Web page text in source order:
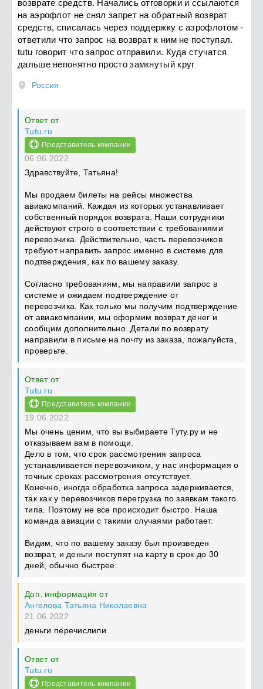
возврате средств. Начались отговорки и ссылаются
на аэрофлот не снял запрет на обратный возврат
средств, списалась через поддержку с аэрофлотом -
ответили что запрос на возврат к ним не поступал.
tutu говорит что запрос отправили. Куда стучатся
дальше непонятно просто замкнутый круг
Россия
Ответ от
Tutu.ru
Представитель компании
06.06.2022
Здравствуйте, Татьяна!
Мы продаем билеты на рейсы множества
авиакомпаний. Каждая из которых устанавливает
собственный порядок возврата. Наши сотрудники
действуют строго в соответствии с требованиями
перевозчика. Действительно, часть перевозчиков
требуют направить запрос именно в системе для
подтверждения, как по вашему заказу.
Согласно требованиям, мы направили запрос в
системе и ожидаем подтверждение от
перевозчика. Как только мы получим подтверждение
от авиакомпании, мы оформим возврат денег и
сообщим дополнительно. Детали по возврату
направили в письме на почту из заказа, пожалуйста,
проверьте.
Ответ от
Tutu.ru
Представитель компании
19.06.2022
Мы очень ценим, что вы выбираете Туту.ру и не
отказываем вам в помощи.
Дело в том, что срок рассмотрения запроса
устанавливается перевозчиком, у нас информация о
точных сроках рассмотрения отсутствует.
Конечно, иногда обработка запроса задерживается,
так как у перевозчиков перегрузка по заявкам такого
типа. Поэтому не все происходит быстро. Наша
команда авиации с такими случаями работает.
Видим, что по вашему заказу был произведен
возврат, и деньги поступят на карту в срок до 30
дней, обычно быстрее.
Доп. информация от
Ангелова Татьяна Николаевна
21.06.2022
деньги перечислили
Ответ от
Tutu.ru
Представитель компании